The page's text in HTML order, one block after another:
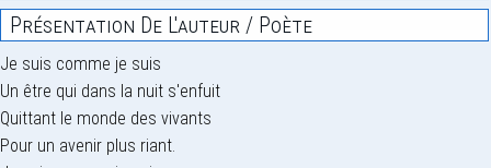
Présentation De L'auteur / Poète
Je suis comme je suis
Un être qui dans la nuit s'enfuit
Quittant le monde des vivants
Pour un avenir plus riant.